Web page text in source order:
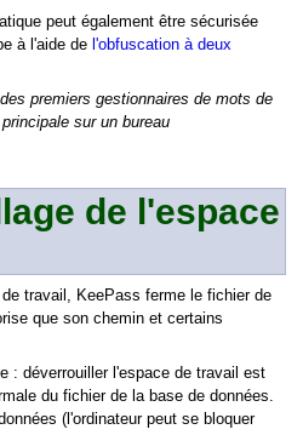
peut également être sécurisée
à l'aide de l'obfuscation à deux
premiers gestionnaires de mots de
sur un bureau
de l'espace
travail, KeePass ferme le fichier de
que son chemin et certains
: déverrouiller l'espace de travail est
du fichier de la base de données.
(l'ordinateur peut se bloquer